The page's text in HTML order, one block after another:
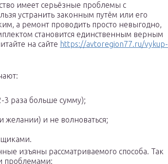
имеет серьёзные проблемы с
устранить законным путём или его
а ремонт проводить просто невыгодно,
становится единственным верным
на сайте https://avtoregion77.ru/vykup-
3 раза больше сумму);
желании) и не волноваться;
изъяны рассматриваемого способа. Так
проблемами: